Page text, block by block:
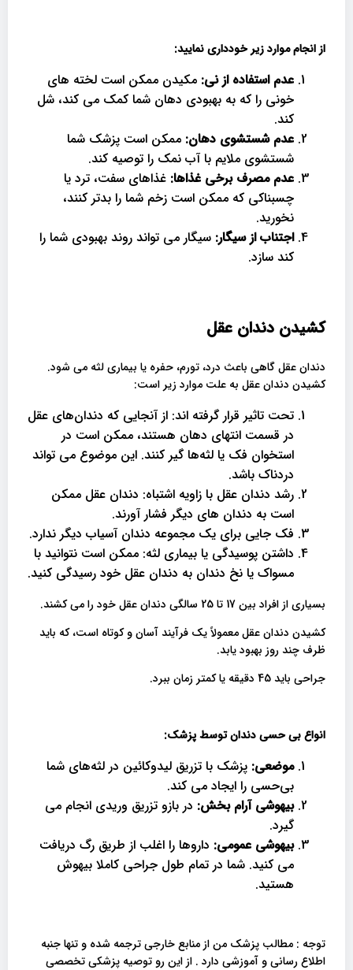
از انجام موارد زیر خودداری نمایید:
عدم استفاده از نی: مکیدن ممکن است لخته های
خونی را که به بهبودی دهان شما کمک می کند، شل
کند.
عدم شستشوی دهان: ممکن است پزشک شما
شستشوی ملایم با آب نمک را توصیه کند.
عدم مصرف برخی غذاها: غذاهای سفت، ترد یا
چسبناکی که ممکن است زخم شما را بدتر کنند،
نخورید.
اجتناب از سیگار: سیگار می تواند روند بهبودی شما را
کند سازد.
کشیدن دندان عقل
دندان عقل گاهی باعث درد، تورم، حفره یا بیماری لثه می شود.
کشیدن دندان عقل به علت موارد زیر است:
تحت تاثیر قرار گرفته اند: از آنجایی که دندان‌های عقل
در قسمت انتهای دهان هستند، ممکن است در
استخوان فک یا لثه‌ها گیر کنند. این موضوع می تواند
دردناک باشد.
رشد دندان عقل با زاویه اشتباه: دندان عقل ممکن
است به دندان های دیگر فشار آورند.
فک جایی برای یک مجموعه دندان آسیاب دیگر ندارد.
داشتن پوسیدگی یا بیماری لثه: ممکن است نتوانید با
مسواک یا نخ دندان به دندان عقل خود رسیدگی کنید.
بسیاری از افراد بین 17 تا 25 سالگی دندان عقل خود را می کشند.
کشیدن دندان عقل معمولاً یک فرآیند آسان و کوتاه است، که باید
ظرف چند روز بهبود یابد.
جراحی باید 45 دقیقه یا کمتر زمان ببرد.
انواع بی حسی دندان توسط پزشک:
موضعی: پزشک با تزریق لیدوکائین در لثه‌های شما
بی‌حسی را ایجاد می کند.
بیهوشی آرام بخش: در بازو تزریق وریدی انجام می
گیرد.
بیهوشی عمومی: داروها را اغلب از طریق رگ دریافت
می کنید. شما در تمام طول جراحی کاملا بیهوش
هستید.
توجه : مطالب پزشک من از منابع خارجی ترجمه شده و تنها جنبه
اطلاع رسانی و آموزشی دارد . از این رو توصیه پزشکی تخصصی